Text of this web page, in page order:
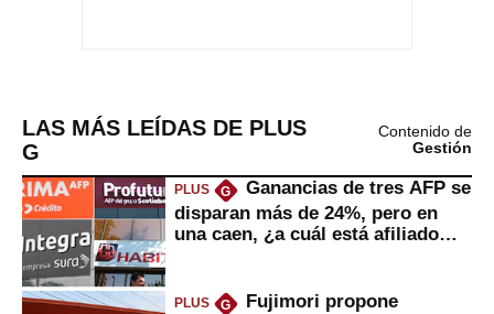
LAS MÁS LEÍDAS DE PLUS
G
Contenido de
Gestión
PLUS G
Ganancias de tres AFP se
disparan más de 24%, pero en
una caen, ¿a cuál está afiliado
PLUS G
Fujimori propone